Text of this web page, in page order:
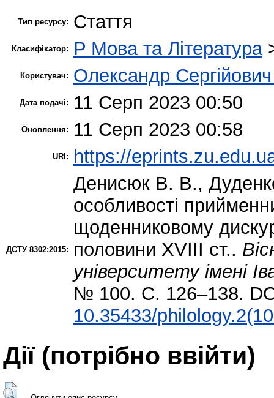
Тип ресурсу: Стаття
Класифікатор: P Мова та Література
Користувач: Олександр
Дата подачі: 11 Серп 2023 00:50
Оновлення: 11 Серп 2023 00:58
URI: https://
ДСТУ 8302:2015:
Денисюк В. В.,
особливості
щоденниковому
половини ХVІІІ ст..
університету імені
№ 100. С. 126–138.
10.35433/
Дії ​​(потрібно ввійти)